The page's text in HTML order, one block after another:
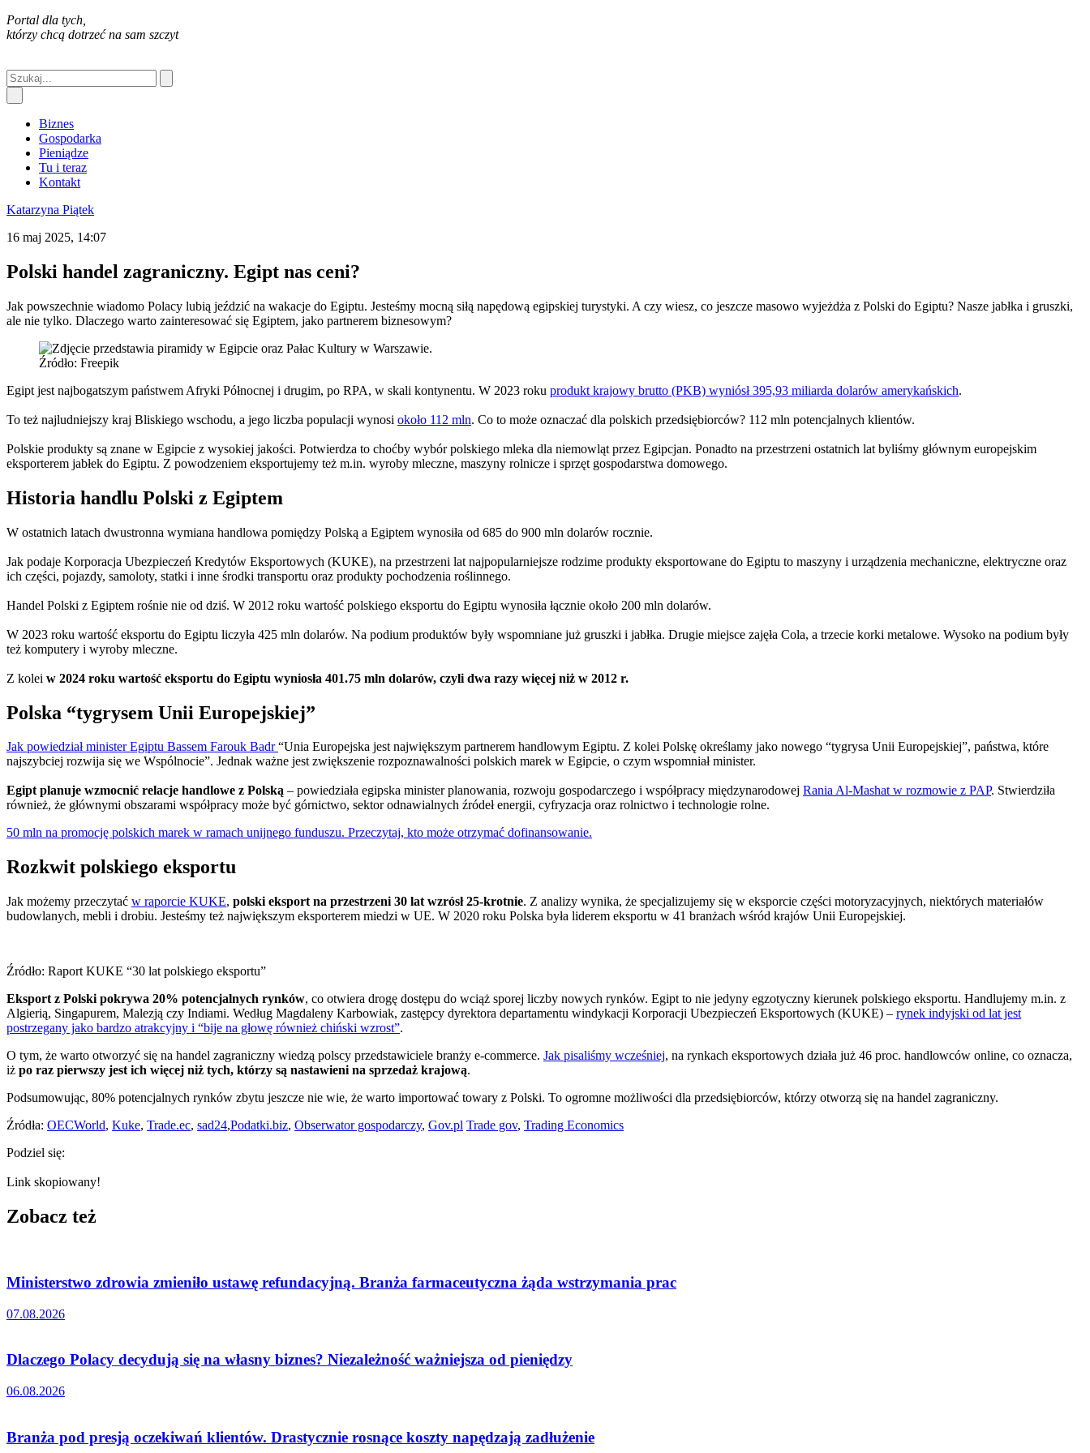
Portal dla tych,
którzy chcą dotrzeć na sam szczyt
Biznes
Gospodarka
Pieniądze
Tu i teraz
Kontakt
Katarzyna Piątek
16 maj 2025, 14:07
Polski handel zagraniczny. Egipt nas ceni?
Jak powszechnie wiadomo Polacy lubią jeździć na wakacje do Egiptu. Jesteśmy mocną siłą napędową egipskiej turystyki. A czy wiesz, co jeszcze masowo wyjeżdża z Polski do Egiptu? Nasze jabłka i gruszki,
ale nie tylko. Dlaczego warto zainteresować się Egiptem, jako partnerem biznesowym?
Źródło: Freepik
Egipt jest najbogatszym państwem Afryki Północnej i drugim, po RPA, w skali kontynentu. W 2023 roku produkt krajowy brutto (PKB) wyniósł 395,93 miliarda dolarów amerykańskich.
To też najludniejszy kraj Bliskiego wschodu, a jego liczba populacji wynosi około 112 mln. Co to może oznaczać dla polskich przedsiębiorców? 112 mln potencjalnych klientów.
Polskie produkty są znane w Egipcie z wysokiej jakości. Potwierdza to choćby wybór polskiego mleka dla niemowląt przez Egipcjan. Ponadto na przestrzeni ostatnich lat byliśmy głównym europejskim
eksporterem jabłek do Egiptu. Z powodzeniem eksportujemy też m.in. wyroby mleczne, maszyny rolnicze i sprzęt gospodarstwa domowego.
Historia handlu Polski z Egiptem
W ostatnich latach dwustronna wymiana handlowa pomiędzy Polską a Egiptem wynosiła od 685 do 900 mln dolarów rocznie.
Jak podaje Korporacja Ubezpieczeń Kredytów Eksportowych (KUKE), na przestrzeni lat najpopularniejsze rodzime produkty eksportowane do Egiptu to maszyny i urządzenia mechaniczne, elektryczne oraz
ich części, pojazdy, samoloty, statki i inne środki transportu oraz produkty pochodzenia roślinnego.
Handel Polski z Egiptem rośnie nie od dziś. W 2012 roku wartość polskiego eksportu do Egiptu wynosiła łącznie około 200 mln dolarów.
W 2023 roku wartość eksportu do Egiptu liczyła 425 mln dolarów. Na podium produktów były wspomniane już gruszki i jabłka. Drugie miejsce zajęła Cola, a trzecie korki metalowe. Wysoko na podium były
też komputery i wyroby mleczne.
Z kolei w 2024 roku wartość eksportu do Egiptu wyniosła 401.75 mln dolarów, czyli dwa razy więcej niż w 2012 r.
Polska “tygrysem Unii Europejskiej”
Jak powiedział minister Egiptu Bassem Farouk Badr“Unia Europejska jest największym partnerem handlowym Egiptu. Z kolei Polskę określamy jako nowego “tygrysa Unii Europejskiej”, państwa, które
najszybciej rozwija się we Wspólnocie”. Jednak ważne jest zwiększenie rozpoznawalności polskich marek w Egipcie, o czym wspomniał minister.
Egipt planuje wzmocnić relacje handlowe z Polską – powiedziała egipska minister planowania, rozwoju gospodarczego i współpracy międzynarodowej Rania Al-Mashat w rozmowie z PAP. Stwierdziła
również, że głównymi obszarami współpracy może być górnictwo, sektor odnawialnych źródeł energii, cyfryzacja oraz rolnictwo i technologie rolne.
50 mln na promocję polskich marek w ramach unijnego funduszu. Przeczytaj, kto może otrzymać dofinansowanie.
Rozkwit polskiego eksportu
Jak możemy przeczytać w raporcie KUKE, polski eksport na przestrzeni 30 lat wzrósł 25-krotnie. Z analizy wynika, że specjalizujemy się w eksporcie części motoryzacyjnych, niektórych materiałów
budowlanych, mebli i drobiu. Jesteśmy też największym eksporterem miedzi w UE. W 2020 roku Polska była liderem eksportu w 41 branżach wśród krajów Unii Europejskiej.
Źródło: Raport KUKE “30 lat polskiego eksportu”
Eksport z Polski pokrywa 20% potencjalnych rynków, co otwiera drogę dostępu do wciąż sporej liczby nowych rynków. Egipt to nie jedyny egzotyczny kierunek polskiego eksportu. Handlujemy m.in. z
Algierią, Singapurem, Malezją czy Indiami. Według Magdaleny Karbowiak, zastępcy dyrektora departamentu windykacji Korporacji Ubezpieczeń Eksportowych (KUKE) – rynek indyjski od lat jest
postrzegany jako bardzo atrakcyjny i “bije na głowę również chiński wzrost”.
O tym, że warto otworzyć się na handel zagraniczny wiedzą polscy przedstawiciele branży e-commerce. Jak pisaliśmy wcześniej, na rynkach eksportowych działa już 46 proc. handlowców online, co oznacza,
iż po raz pierwszy jest ich więcej niż tych, którzy są nastawieni na sprzedaż krajową.
Podsumowując, 80% potencjalnych rynków zbytu jeszcze nie wie, że warto importować towary z Polski. To ogromne możliwości dla przedsiębiorców, którzy otworzą się na handel zagraniczny.
Źródła: OECWorld, Kuke, Trade.ec, sad24,Podatki.biz, Obserwator gospodarczy, Gov.pl Trade gov, Trading Economics
Podziel się:
Link skopiowany!
Zobacz też
Ministerstwo zdrowia zmieniło ustawę refundacyjną. Branża farmaceutyczna żąda wstrzymania prac
07.08.2026
Dlaczego Polacy decydują się na własny biznes? Niezależność ważniejsza od pieniędzy
06.08.2026
Branża pod presją oczekiwań klientów. Drastycznie rosnące koszty napędzają zadłużenie